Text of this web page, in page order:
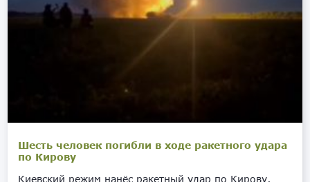
Шесть человек погибли в ходе ракетного удара
по Кирову
Киевский режим нанёс ракетный удар по Кирову,